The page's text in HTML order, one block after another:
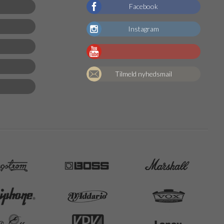
Facebook
Instagram
Tilmeld nyhedsmail